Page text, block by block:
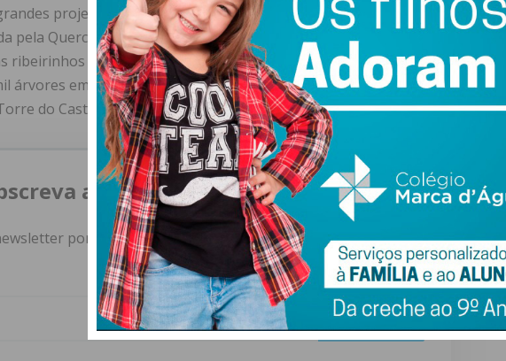
projetos, a autarquia é parceira da Campanha “Uma árvore pela
pela Quercus e pelos CTT, que pretende sensibilizar a comunidade para a
ribeirinhos e da floresta autóctone. Esta campanha já permitiu a
árvores em dois locais distintos do território de Paredes: no Parque
do Castelo, em Aguiar de Sousa.
a newsletter do Imediato
por e-mail e obtenha de forma regular a informação
atualizada.